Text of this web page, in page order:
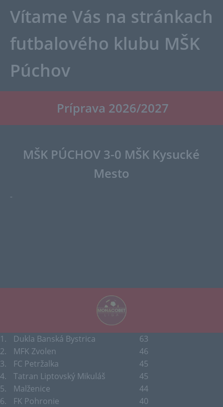
Vítame Vás na stránkach
futbalového klubu MŠK
Púchov
Príprava 2026/2027
MŠK PÚCHOV 3-0 MŠK Kysucké
Mesto
-
1. Dukla Banská Bystrica
63
2.
MFK Zvolen
46
3.
FC Petržalka
45
4.
Tatran Liptovský Mikuláš
45
5.
Malženice
44
6.
FK Pohronie
40